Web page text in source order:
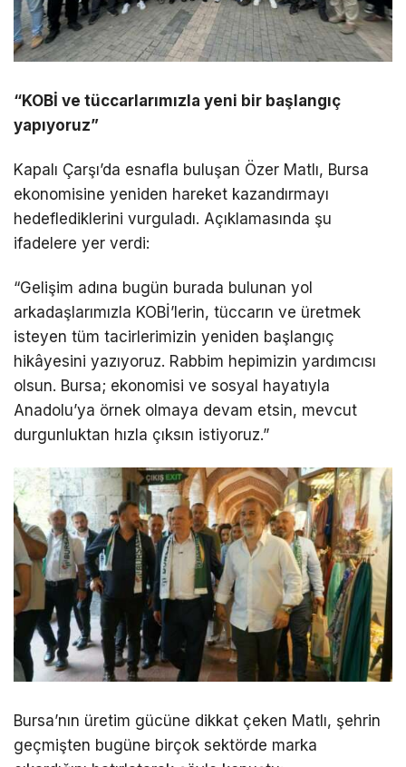
“KOBİ ve tüccarlarımızla yeni bir başlangıç
yapıyoruz”
Kapalı Çarşı’da esnafla buluşan Özer Matlı, Bursa
ekonomisine yeniden hareket kazandırmayı
hedeflediklerini vurguladı. Açıklamasında şu
ifadelere yer verdi:
“Gelişim adına bugün burada bulunan yol
arkadaşlarımızla KOBİ’lerin, tüccarın ve üretmek
isteyen tüm tacirlerimizin yeniden başlangıç
hikâyesini yazıyoruz. Rabbim hepimizin yardımcısı
olsun. Bursa; ekonomisi ve sosyal hayatıyla
Anadolu’ya örnek olmaya devam etsin, mevcut
durgunluktan hızla çıksın istiyoruz.”
Bursa’nın üretim gücüne dikkat çeken Matlı, şehrin
geçmişten bugüne birçok sektörde marka